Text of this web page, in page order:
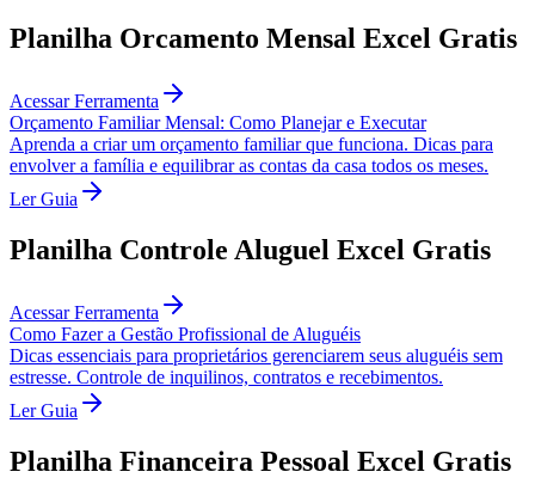
Planilha Orcamento Mensal Excel Gratis
Acessar Ferramenta
Orçamento Familiar Mensal: Como Planejar e Executar
Aprenda a criar um orçamento familiar que funciona. Dicas para
envolver a família e equilibrar as contas da casa todos os meses.
Ler Guia
Planilha Controle Aluguel Excel Gratis
Acessar Ferramenta
Como Fazer a Gestão Profissional de Aluguéis
Dicas essenciais para proprietários gerenciarem seus aluguéis sem
estresse. Controle de inquilinos, contratos e recebimentos.
Ler Guia
Planilha Financeira Pessoal Excel Gratis